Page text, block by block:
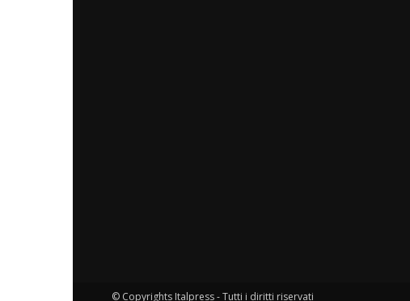
© Copyrights Italpress - Tutti i diritti riservati